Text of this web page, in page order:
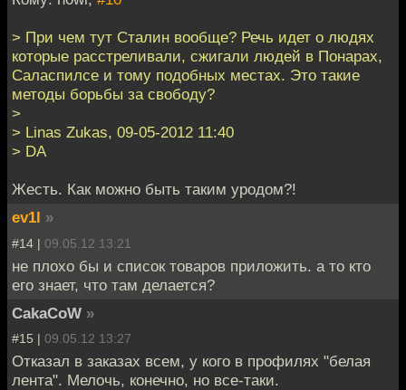
> При чем тут Сталин вообще? Речь идет о людях
которые расстреливали, сжигали людей в Понарах,
Саласпилсе и тому подобных местах. Это такие
методы борьбы за свободу?
>
> Linas Zukas, 09-05-2012 11:40
> DA
Жесть. Как можно быть таким уродом?!
ev1l »
#14 | 09.05.12 13:21
не плохо бы и список товаров приложить. а то кто
его знает, что там делается?
CakaCoW »
#15 | 09.05.12 13:27
Отказал в заказах всем, у кого в профилях "белая
лента". Мелочь, конечно, но все-таки.